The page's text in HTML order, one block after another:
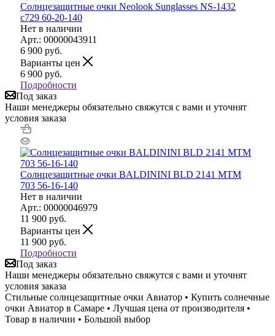
Солнцезащитные очки Neolook Sunglasses NS-1432
c729 60-20-140
Нет в наличии
Арт.: 00000043911
6 900 руб.
Варианты цен
6 900 руб.
Подробности
Под заказ
Наши менеджеры обязательно свяжутся с вами и уточнят
условия заказа
Солнцезащитные очки BALDININI BLD 2141 MTM
703 56-16-140
Нет в наличии
Арт.: 00000046979
11 900 руб.
Варианты цен
11 900 руб.
Подробности
Под заказ
Наши менеджеры обязательно свяжутся с вами и уточнят
условия заказа
Стильные солнцезащитные очки Авиатор • Купить солнечные
очки Авиатор в Самаре • Лучшая цена от производителя •
Товар в наличии • Большой выбор